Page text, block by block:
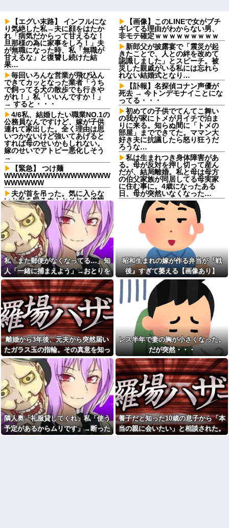
【エグい末路】 インフルにな
り気絶した私→夫に顔をはたか
れ「病気だからって甘えるな！
旦那様の為に家事をしろ！」夫
が無職になった時、私「無職が
甘えるな」と復讐し続けた結
果…
毎回いろんな営業が飛び込ん
できてカッとなった業者「うち
で飼ってる犬の散歩でも行きや
がれ！」私「いいんですか！」
→ すると・・・
4/6私、結婚したい職業NO.1の
公務員なんですけど、嫁が子供
連れて家出した。全く理由は思
いつかないけど強いてあげると
すれば母のせいかもしれない。
嫁のせいでアトピー悪化しそう
→
【緊急】 つけ麺
WWWWWWWWWWWWWWWW
WWWWWW
夫が首を吊った。気に入らな
いと私を殴るウトとそれを傍観
するトメに生活費をくれない
夫…地獄の義実家をでて離婚し
ようとしたら…夫にはとんでも
ない秘密があった
毎日可愛くて美人だと言って
くれる夫。いつフィルターが外
れて私がただのデブスおばさん
だと気付いてしまうのか恐ろし
くなった
昭和生まれの嫁が作る弁当が
『戦後』すぎて萎える【画像あ
り】
予約していた美容室が臨時休
業。連絡くれてもいいのに
ツーリング中に軽自動車から
執拗な煽り運転を受けていた。
その数分後、思わぬ結末を目撃
することになり…
小６娘が家のこと何もしてく
れてなくて動画ばかり見てる。
その姿が情けなくて...
お前ら「日本も核武装汁！」
←１万発の核弾頭どこに
日産e-power、無給油で
1980km走行しギネス記録を達
成！→山頂から下ってるだけで
した…
【悲報】へずまりゅう（35）
ボランティアのため熊本に行く
【画像】このLINEで女がブチ
ギレてる理由がわからない男、
非モテ確定ｗｗｗｗｗｗｗｗｗ
新郎父が披露宴で「震災が起
きたことで、人との絆を改めて
認識しました」とスピーチ。被
災した親戚がいる私には忘れら
れない結婚式となり…
【訃報】名探偵コナン声優が
死去 → 今トンデモナイことにな
ってる・・・
初めての子供でてんてこ舞い
の我が家にトメが月イチで泊ま
りに来る。知らぬ間に「トメの
部屋」までできてた。ママン大
好き夫に抗議したら怒り狂うだ
ろうな…
私は生まれつき身体障害があ
る。母が反対を押し切って産ん
だが、結局離婚。私と母は母方
の伯父家族が同居してる母実家
に住む事に。4歳になったある
日、母が突然いなくなった…
マイナンバーカード約90万
枚“返納”、その理由とは？返納
した人にインタビュー
【にじさんじ】叶の歌声が響
き渡る！2nd LIVE「孤独 -
solitude-」：樋口楓 剣持刀也
椎名唯華 三枝明那 加賀美ハヤト
星川サラ 小柳ロウ
僕ハイエース乗り、パチンコ
屋の駐車場にいるけど隣に停め
たらおっさんがぶち切れてき
た…他
バス停で知り合った料理上手
なご婦人から絶品手料理をお裾
分け。仲良くしていたが家に上
がろうとするご婦人が娘に放っ
た『失礼すぎる一言』に絶句←
手料理は美味しかったのに性格
クセ強すぎ
某企業の支店で派遣として働
きだしたら「あら！あんた見せ
て〜」とおばさんにスカートを
めくられ太腿を両手で鷲された
最近字を書く時にあり得ない
間違いするようになってきたわ
挨拶で難聴を侮辱してきたト
メから久々に電話。トメ「私は
元気よ！」私「でもお義父さん
から…」トメの『痔』に効く温
泉を紹介してあげたら大発狂し
私「また郵便がなくなってる…」知
人「一緒に捕まえよう」→おとりを
仕掛けたら泥奥がまんまと引っかか
り…
昭和生まれの嫁が作る弁当が『戦
後』すぎて萎える【画像あり】
離婚から3年後、元夫から突然届い
たガラス玉の指輪。その真意を知っ
た瞬間、私も弁護士も言葉を失っ
て…
レス半年で妻の胸が小さくなった。
だが突然・・・
隣人奥「礼服貸してくれ」私「使う
予定があるからムリです」→断った
養子だと知った10歳の息子から「本
当の親に会いたい」と相談された。